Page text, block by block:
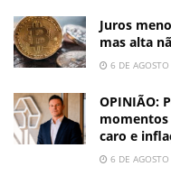
Juros
mas alta
6 DE
OPINIÃO:
momentos
caro e
6 DE